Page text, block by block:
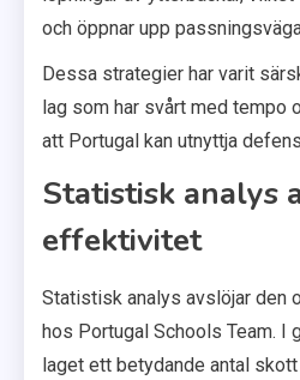
och öppnar upp
Dessa strategier har varit
lag som har svårt med tempo
att Portugal kan utnyttja
Statistisk analys
effektivitet
Statistisk analys avslöjar
hos Portugal Schools Team. I
laget ett betydande antal